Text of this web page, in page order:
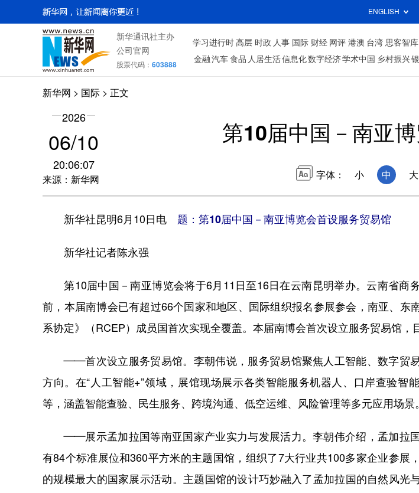
ENGLISH
新华通讯社主办
公司官网
股票代码： 603888
学习进行时 高层 时政 人事 国际 财经 网评 港澳 台湾 思客智库
金融 汽车 食品 人居生活信息化数字经济学术中国 乡村振兴
新华网 > 国际 > 正文
2026
06/10
20:06:07
来源：新华网
第10届中国－南亚
字体： 小 中 大
新华社昆明6月10日电 题：第10届中国－南亚博览会首设服务贸易馆
新华社记者陈永强
第10届中国－南亚博览会将于6月11日至16日在云南昆明举办。云南省商
前，本届南博会已有超过66个国家和地区、国际组织报名参展参会，南亚、东
系协定》（RCEP）成员国首次实现全覆盖。本届南博会首次设立服务贸易馆，
——首次设立服务贸易馆。李朝伟说，服务贸易馆聚焦人工智能、数字贸易
方向。在“人工智能+”领域，展馆现场展示各类智能服务机器人、口岸查验智
等，涵盖智能查验、民生服务、跨境沟通、低空运维、风险管理等多元应用场景
——展示孟加拉国等南亚国家产业实力与发展活力。李朝伟介绍，孟加拉国
有84个标准展位和360平方米的主题国馆，组织了7大行业共100多家企业参展
的规模最大的国家展示活动。主题国馆的设计巧妙融入了孟加拉国的自然风光